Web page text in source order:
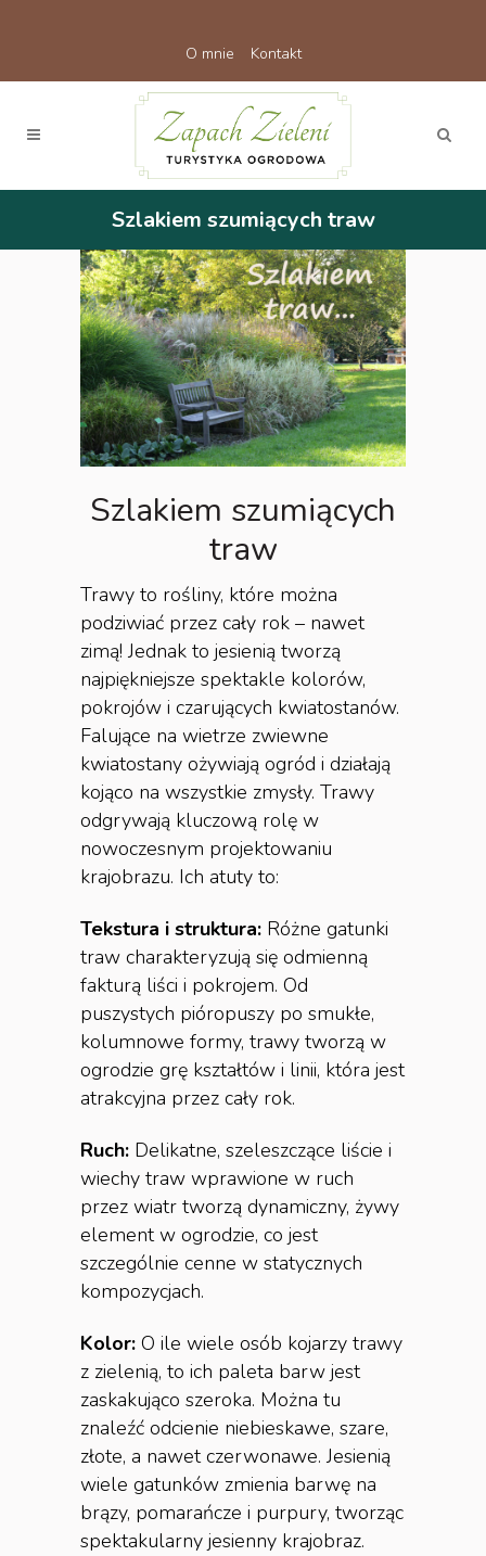
O mnie Kontakt
Szlakiem szumiących traw
Szlakiem szumiących
traw
Trawy to rośliny, które można
podziwiać przez cały rok – nawet
zimą! Jednak to jesienią tworzą
najpiękniejsze spektakle kolorów,
pokrojów i czarujących kwiatostanów.
Falujące na wietrze zwiewne
kwiatostany ożywiają ogród i działają
kojąco na wszystkie zmysły. Trawy
odgrywają kluczową rolę w
nowoczesnym projektowaniu
krajobrazu. Ich atuty to:
Tekstura i struktura: Różne gatunki
traw charakteryzują się odmienną
fakturą liści i pokrojem. Od
puszystych pióropuszy po smukłe,
kolumnowe formy, trawy tworzą w
ogrodzie grę kształtów i linii, która jest
atrakcyjna przez cały rok.
Ruch: Delikatne, szeleszczące liście i
wiechy traw wprawione w ruch
przez wiatr tworzą dynamiczny, żywy
element w ogrodzie, co jest
szczególnie cenne w statycznych
kompozycjach.
Kolor: O ile wiele osób kojarzy trawy
z zielenią, to ich paleta barw jest
zaskakująco szeroka. Można tu
znaleźć odcienie niebieskawe, szare,
złote, a nawet czerwonawe. Jesienią
wiele gatunków zmienia barwę na
brązy, pomarańcze i purpury, tworząc
spektakularny jesienny krajobraz.